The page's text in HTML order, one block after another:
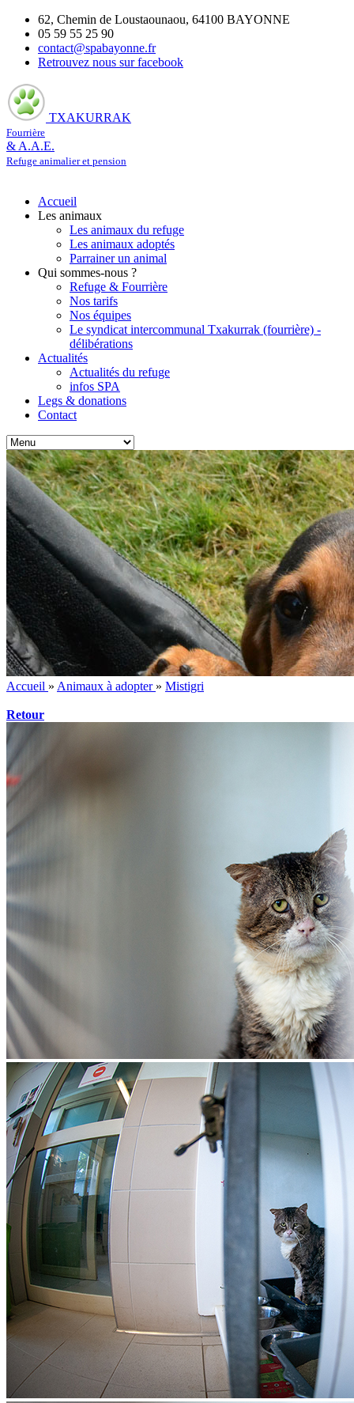
62, Chemin de Loustaounaou, 64100 BAYONNE
05 59 55 25 90
contact@spabayonne.fr
Retrouvez nous sur facebook
TXAKURRAK
Fourrière
& A.A.E.
Refuge animalier et pension
Accueil
Les animaux
Les animaux du refuge
Les animaux adoptés
Parrainer un animal
Qui sommes-nous ?
Refuge & Fourrière
Nos tarifs
Nos équipes
Le syndicat intercommunal Txakurrak (fourrière) -
délibérations
Actualités
Actualités du refuge
infos SPA
Legs & donations
Contact
Accueil » Animaux à adopter » Mistigri
Retour